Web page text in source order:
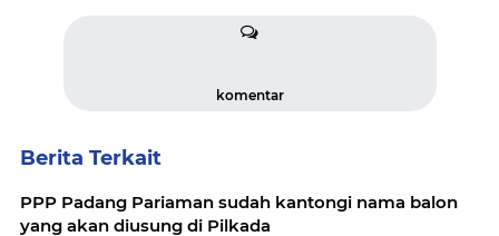
komentar
Berita Terkait
PPP Padang Pariaman sudah kantongi nama balon
yang akan diusung di Pilkada